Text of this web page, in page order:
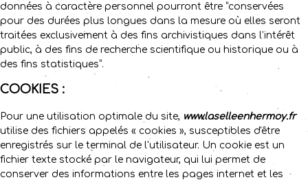
données à caractère personnel pourront être “conservées
pour des durées plus longues dans la mesure où elles seront
traitées exclusivement à des fins archivistiques dans l’intérêt
public, à des fins de recherche scientifique ou historique ou à
des fins statistiques”.
COOKIES :
Pour une utilisation optimale du site, www.laselleenhermoy.fr
utilise des fichiers appelés « cookies », susceptibles d'être
enregistrés sur le terminal de l'utilisateur. Un cookie est un
fichier texte stocké par le navigateur, qui lui permet de
conserver des informations entre les pages internet et les